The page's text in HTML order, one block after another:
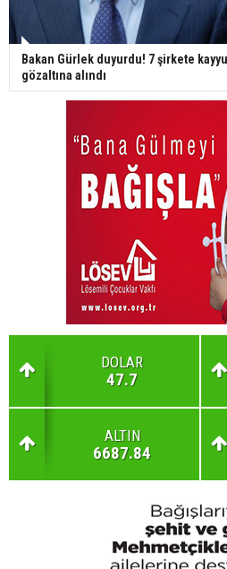
Bakan Gürlek duyurdu! 7 şirkete
gözaltına alındı
DOLAR
47.7
ALTIN
6687.84